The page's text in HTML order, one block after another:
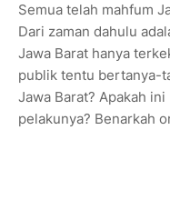
Semua telah mahfum
Dari zaman dahulu
Jawa Barat hanya
publik tentu bertanya-
Jawa Barat? Apakah
pelakunya? Benarkah